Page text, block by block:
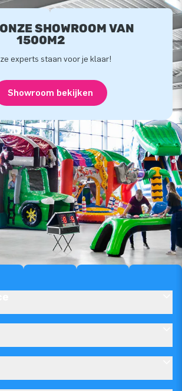
SHOWROOM VAN
1500M2
experts staan voor je klaar!
Showroom bekijken